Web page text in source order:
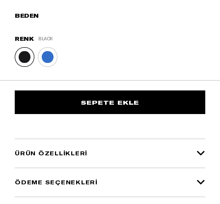
BEDEN
RENK BLACK
ÜRÜN ÖZELLIKLERI
ÖDEME SEÇENEKLERI